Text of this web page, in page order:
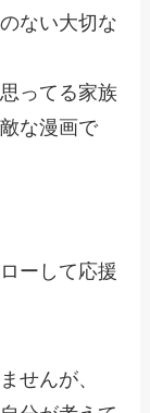
ない大切な
ってる家族
な漫画で
ーして応援
せんが、